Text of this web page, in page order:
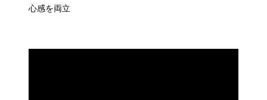
心感を両立